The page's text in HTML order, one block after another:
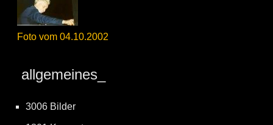
Foto vom 04.10.2002
allgemeines_
3006 Bilder